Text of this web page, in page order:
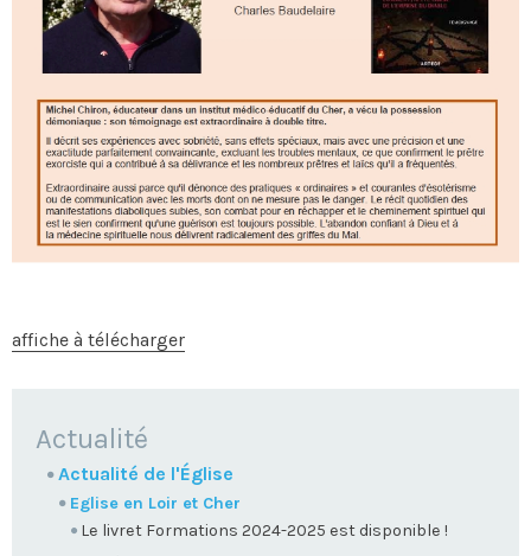
affiche à télécharger
NAVIGATION
Actualité
Actualité de l'Église
Eglise en Loir et Cher
Le livret Formations 2024-2025 est disponible !